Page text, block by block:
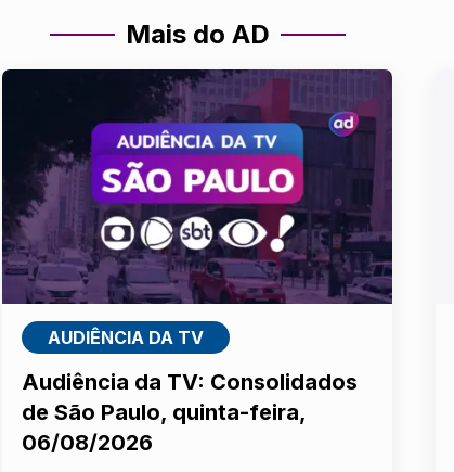
Mais do AD
AUDIÊNCIA DA TV
Audiência da TV: Consolidados
de São Paulo, quinta-feira,
06/08/2026